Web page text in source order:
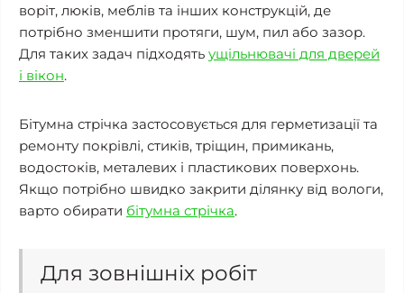
воріт, люків, меблів та інших конструкцій, де
потрібно зменшити протяги, шум, пил або зазор.
Для таких задач підходять ущільнювачі для дверей
і вікон.
Бітумна стрічка застосовується для герметизації та
ремонту покрівлі, стиків, тріщин, примикань,
водостоків, металевих і пластикових поверхонь.
Якщо потрібно швидко закрити ділянку від вологи,
варто обирати бітумна стрічка.
Для зовнішніх робіт